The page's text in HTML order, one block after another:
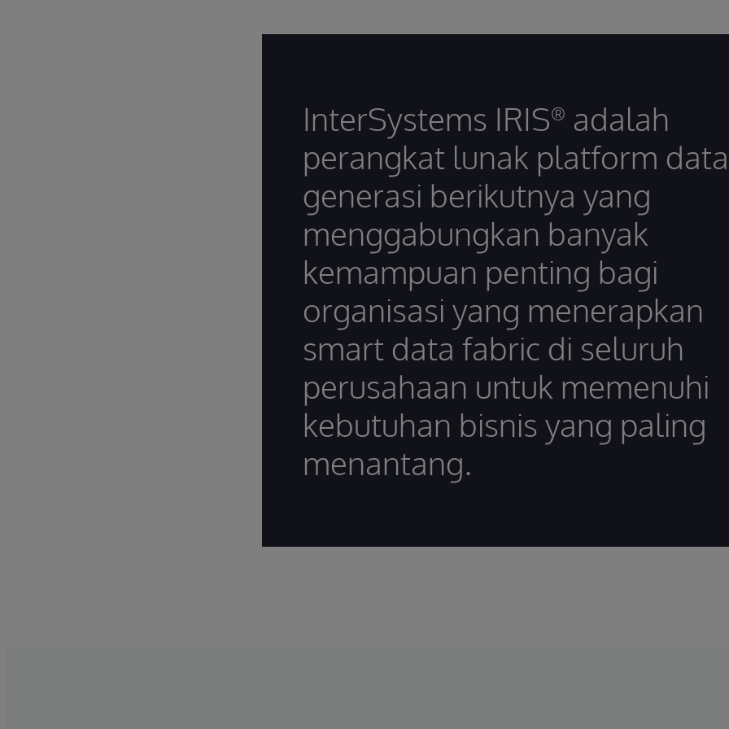
InterSystems IRIS® adalah
perangkat lunak platform data
generasi berikutnya yang
menggabungkan banyak
kemampuan penting bagi
organisasi yang menerapkan
smart data fabric di seluruh
perusahaan untuk memenuhi
kebutuhan bisnis yang paling
menantang.